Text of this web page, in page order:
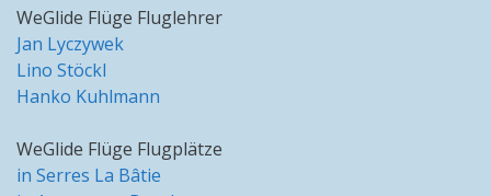
WeGlide Flüge Fluglehrer
Jan Lyczywek
Lino Stöckl
Hanko Kuhlmann
WeGlide Flüge Flugplätze
in Serres La Bâtie